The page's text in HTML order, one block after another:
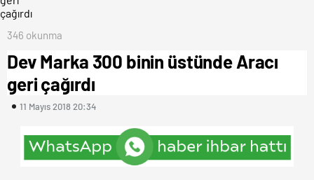
346 okunma
Dev Marka 300 binin üstünde Aracı
geri çağırdı
11 Mayıs 2018 20:34